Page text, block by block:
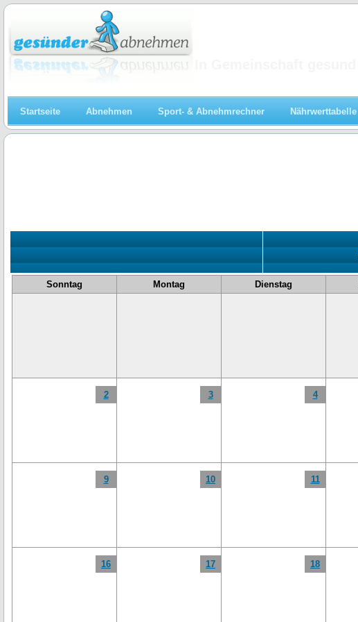
Startseite Abnehmen Sport- & Abnehmrechner Nährwerttabelle
Sonntag Montag Dienstag
2 3 4
9 10 11
16 17 18